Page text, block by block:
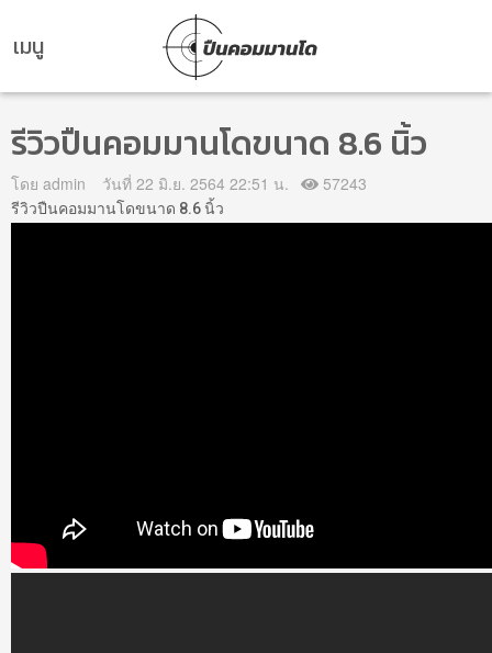
เมนู
รีวิวปืนคอมมานโดขนาด 8.6 นิ้ว
โดย admin วันที่ 22 มิ.ย. 2564 22:51 น. 57243
รีวิวปืนคอมมานโดขนาด 8.6 นิ้ว